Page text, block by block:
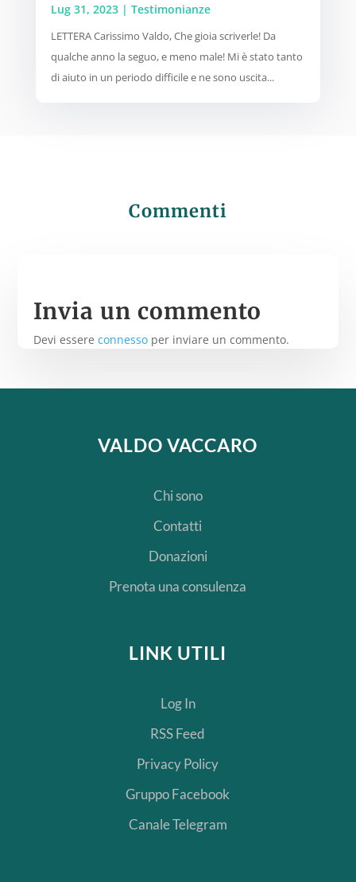
Lug 31, 2023| Testimonianze
LETTERA Carissimo Valdo, Che gioia scriverle! Da
qualche anno la seguo, e meno male! Mi è stato tanto
di aiuto in un periodo difficile e ne sono uscita...
Commenti
Invia un commento
Devi essereconnesso per inviare un commento.
VALDO VACCARO
Chi sono
Contatti
Donazioni
Prenota una consulenza
LINK UTILI
Log In
RSS Feed
Privacy Policy
Gruppo Facebook
Canale Telegram